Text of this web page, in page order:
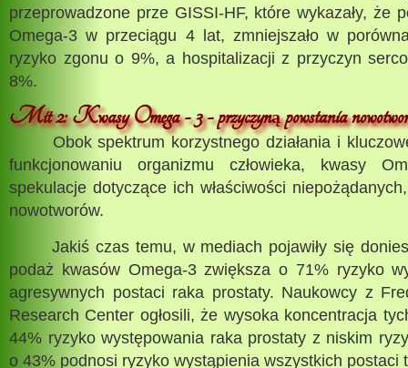
przeprowadzone prze GISSI-HF, które wykazały, że
Omega-3 w przeciągu 4 lat, zmniejszało w
ryzyko zgonu o 9%, a hospitalizacji z przyczyn
8%.
Mit 2: Kwasy Omega - 3 - przyczynąpowstania
Obok spektrum korzystnego działania i
funkcjonowaniu organizmu człowieka, kwasy
spekulacje dotyczące ich właściwości
nowotworów.
Jakiś czas temu, w mediach pojawiły się
podaż kwasów Omega-3 zwiększa o 71% ryzyko
agresywnych postaci raka prostaty. Naukowcy z
Research Center ogłosili, że wysoka koncentracja
44% ryzyko występowania raka prostaty z niskim
o 43% podnosi ryzyko wystąpienia wszystkich postaci